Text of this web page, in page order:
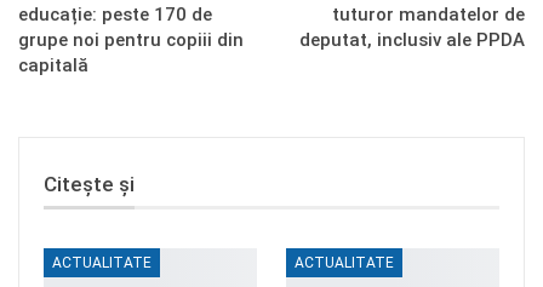
educație: peste 170 de
grupe noi pentru copiii din
capitală
tuturor mandatelor de
deputat, inclusiv ale PPDA
Citește și
ACTUALITATE ACTUALITATE